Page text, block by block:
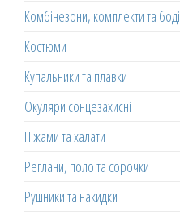
Комбінезони, комплекти та боді
Костюми
Купальники та плавки
Окуляри сонцезахисні
Піжами та халати
Реглани, поло та сорочки
Рушники та накидки